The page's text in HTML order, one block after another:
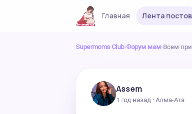
Главная Лента постов
Supermoms Club›Форум мам›Всем
Assem
1 год назад · Алма-Ата